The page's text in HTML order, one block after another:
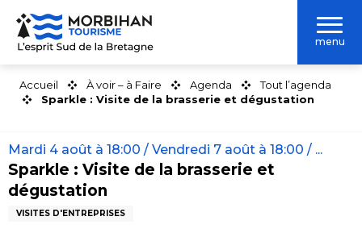
Aller
contenu
menu
Accueil À voir – à Faire Agenda
Tout l’agenda
Sparkle : Visite de la brasserie et dégustation
Mardi 4 août à 18:00 / Vendredi 7 août à 18:00 / ...
Sparkle : Visite de la brasserie et
dégustation
VISITES D'ENTREPRISES